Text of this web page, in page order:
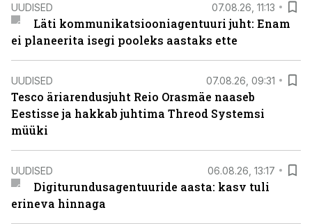
UUDISED 07.08.26, 11:13
Läti kommunikatsiooniagentuuri juht: Enam
ei planeerita isegi pooleks aastaks ette
UUDISED 07.08.26, 09:31
Tesco äriarendusjuht Reio Orasmäe naaseb
Eestisse ja hakkab juhtima Threod Systemsi
müüki
UUDISED 06.08.26, 13:17
Digiturundusagentuuride aasta: kasv tuli
erineva hinnaga